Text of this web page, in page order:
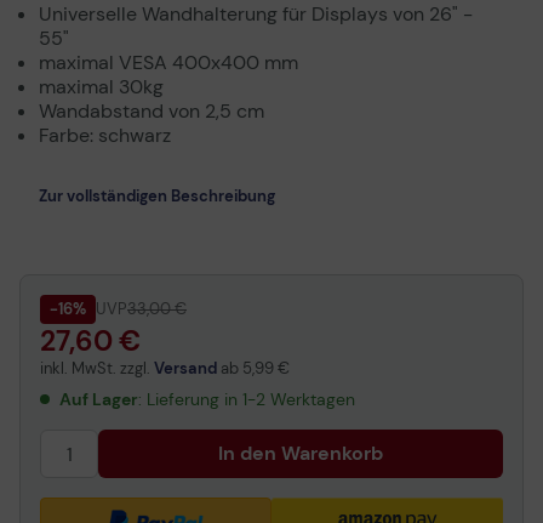
Universelle Wandhalterung für Displays von 26" -
55"
maximal VESA 400x400 mm
maximal 30kg
Wandabstand von 2,5 cm
Farbe: schwarz
Zur vollständigen Beschreibung
-16% UVP33,00 €
27,60 €
inkl. MwSt. zzgl. Versand ab 5,99 €
Auf Lager: Lieferung in 1-2 Werktagen
In den Warenkorb